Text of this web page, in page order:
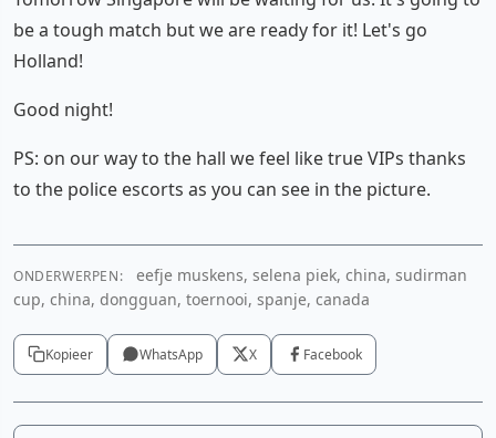
be a tough match but we are ready for it! Let's go
Holland!
Good night!
PS: on our way to the hall we feel like true VIPs thanks
to the police escorts as you can see in the picture.
ONDERWERPEN:
eefje muskens, selena piek, china, sudirman
cup, china, dongguan, toernooi, spanje, canada
Kopieer WhatsApp X Facebook